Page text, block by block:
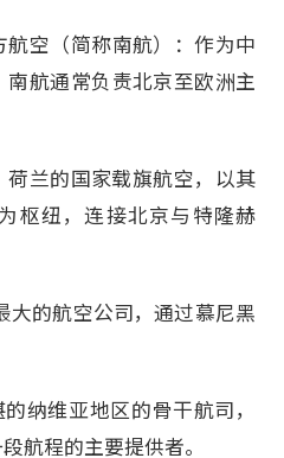
空（简称南航）：作为中
航通常负责北京至欧洲主
兰的国家载旗航空，以其
枢纽，连接北京与特隆赫
大的航空公司，通过慕尼黑
纳维亚地区的骨干航司，
航程的主要提供者。